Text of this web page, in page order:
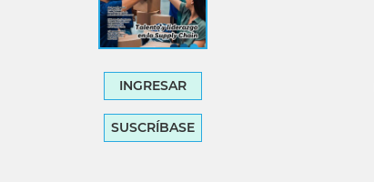
INGRESAR
SUSCRÍBASE